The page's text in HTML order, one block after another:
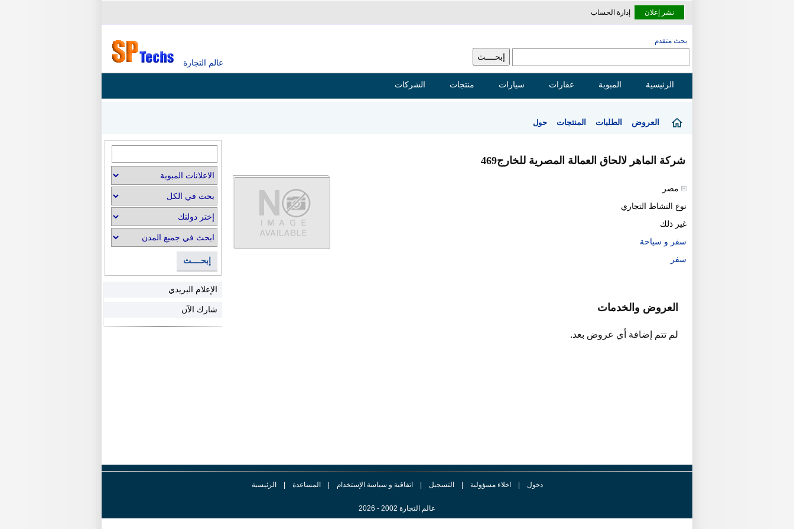
نشر إعلان إدارة الحساب
عالم التجارة
بحث متقدم
الرئيسية المبوبة عقارات سيارات منتجات الشركات
العروض الطلبات المنتجات حول
شركة الماهر لالحاق العمالة المصرية للخارج469
مصر
نوع النشاط التجاري
غير ذلك
سفر و سياحة
سفر
العروض والخدمات
لم تتم إضافة أي عروض بعد.
إبحــــث
الإعلام البريدي
شارك الآن
دخول اخلاء مسؤولية التسجيل اتفاقية و سياسة الإستخدام المساعدة الرئيسية
عالم التجارة 2002 - 2026